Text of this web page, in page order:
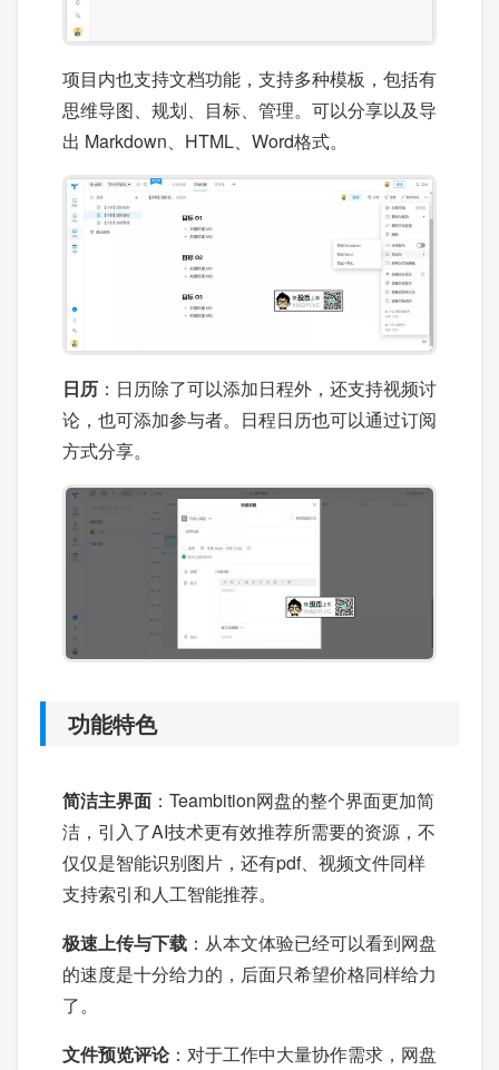
项目内也支持文档功能，支持多种模板，包括有
思维导图、规划、目标、管理。可以分享以及导
出 Markdown、HTML、Word格式。
日历 ：日历除了可以添加日程外，还支持视频讨
论，也可添加参与者。日程日历也可以通过订阅
方式分享。
功能特色
简洁主界面 ：Teambition网盘的整个界面更加简
洁，引入了AI技术更有效推荐所需要的资源，不
仅仅是智能识别图片，还有pdf、视频文件同样
支持索引和人工智能推荐。
极速上传与下载 ：从本文体验已经可以看到网盘
的速度是十分给力的，后面只希望价格同样给力
了。
文件预览评论：对于工作中大量协作需求，网盘